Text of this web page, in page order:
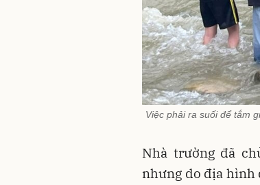
Việc phải ra suối để tắm
Nhà trường đã
nhưng do địa hình